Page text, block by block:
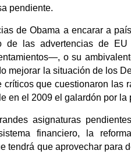
pendiente.
de Obama a encarar a
de las advertencias de EU
o su
mejorar la situación de los
que cuestionaron las
en el 2009 el galardón por la
asignaturas
financiero, la
tendrá que aprovechar para